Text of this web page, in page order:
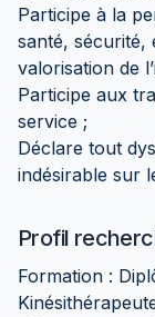
Participe à la
santé, sécurité,
valorisation de
Participe aux
service ;
Déclare tout
indésirable sur
Profil
Formation :